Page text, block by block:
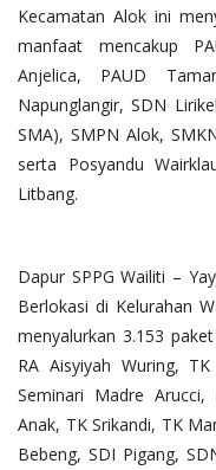
Kecamatan Alok ini
manfaat mencakup
Anjelica, PAUD
Napunglangir, SDN
SMA), SMPN Alok,
serta Posyandu
Litbang.
Dapur SPPG Wailiti –
Berlokasi di Kelurahan
menyalurkan 3.153
RA Aisyiyah Wuring,
Seminari Madre
Anak, TK Srikandi, TK
Bebeng, SDI Pigang,